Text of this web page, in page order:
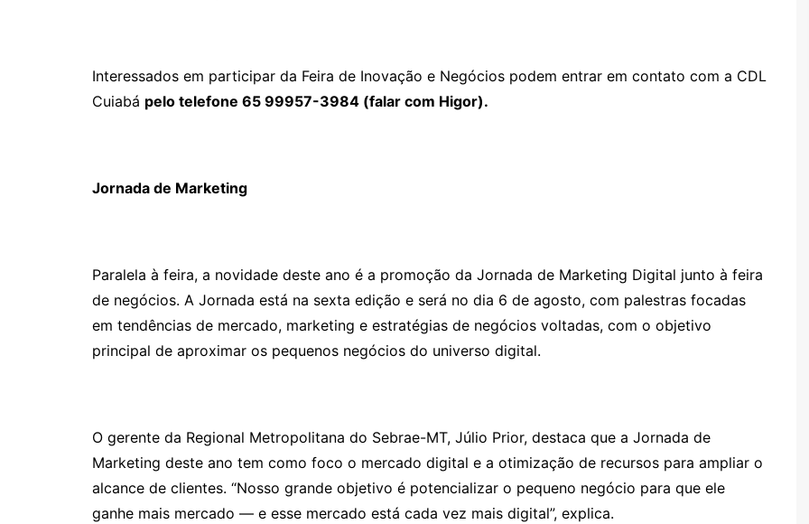
Interessados em participar da Feira de Inovação e Negócios podem entrar em contato com a CDL
Cuiabá pelo telefone 65 99957-3984 (falar com Higor).
Jornada de Marketing
Paralela à feira, a novidade deste ano é a promoção da Jornada de Marketing Digital junto à feira
de negócios. A Jornada está na sexta edição e será no dia 6 de agosto, com palestras focadas
em tendências de mercado, marketing e estratégias de negócios voltadas, com o objetivo
principal de aproximar os pequenos negócios do universo digital.
O gerente da Regional Metropolitana do Sebrae-MT, Júlio Prior, destaca que a Jornada de
Marketing deste ano tem como foco o mercado digital e a otimização de recursos para ampliar o
alcance de clientes. “Nosso grande objetivo é potencializar o pequeno negócio para que ele
ganhe mais mercado — e esse mercado está cada vez mais digital”, explica.